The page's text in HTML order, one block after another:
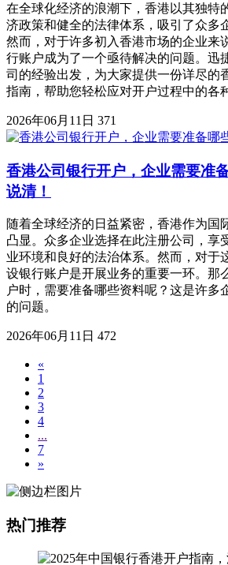
在全球化经济的浪潮下，香港以其独特
济政策和健全的法律体系，吸引了众多
然而，对于许多初入香港市场的企业来
行账户成为了一个亟待解决的问题。迅
司的经验出发，为大家提供一份详尽的
指南，帮助您轻松应对开户过程中的各
2026年06月11日 371
香港公司银行开户，企业需要准
说清！
随着全球经济的日益紧密，香港作为国
凸显。众多企业选择在此注册公司，享
业环境和良好的法治体系。然而，对于
设银行账户是开展业务的重要一环。那
户时，需要准备哪些资料呢？这是许多
的问题。
2026年06月11日 472
«
1
2
3
4
...
7
»
热门推荐